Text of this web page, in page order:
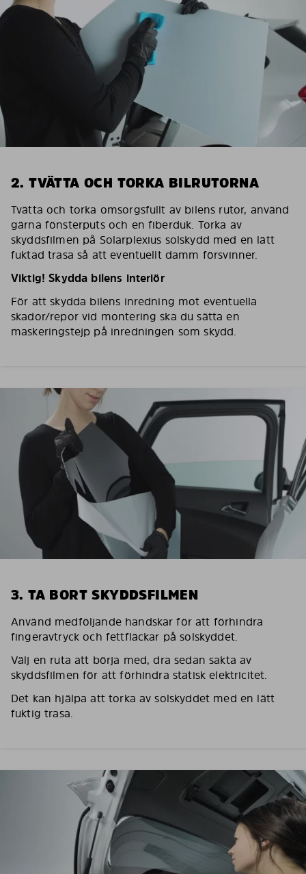
2. TVÄTTA OCH TORKA BILRUTORNA
Tvätta och torka omsorgsfullt av bilens rutor, använd
gärna fönsterputs och en fiberduk. Torka av
skyddsfilmen på Solarplexius solskydd med en lätt
fuktad trasa så att eventuellt damm försvinner.
Viktig! Skydda bilens interiör
För att skydda bilens inredning mot eventuella
skador/repor vid montering ska du sätta en
maskeringstejp på inredningen som skydd.
3. TA BORT SKYDDSFILMEN
Använd medföljande handskar för att förhindra
fingeravtryck och fettfläckar på solskyddet.
Välj en ruta att börja med, dra sedan sakta av
skyddsfilmen för att förhindra statisk elektricitet.
Det kan hjälpa att torka av solskyddet med en lätt
fuktig trasa.